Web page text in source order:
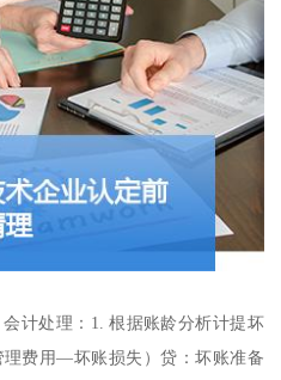
计处理：1. 根据账龄分析计提坏
费用—坏账损失）贷：坏账准备